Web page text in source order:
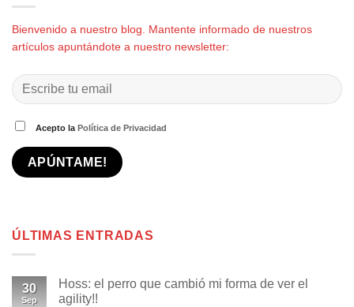
Bienvenido a nuestro blog. Mantente informado de nuestros
artículos apuntándote a nuestro newsletter:
Acepto la Política de Privacidad
ÚLTIMAS ENTRADAS
30
Sep
Hoss: el perro que cambió mi forma de ver el
agility!!